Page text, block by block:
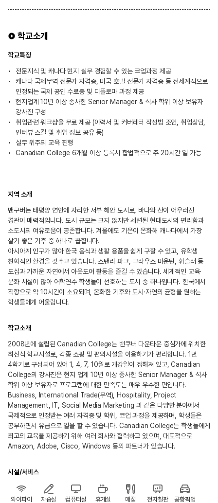
학교소개
학교특징
전문지식 및 캐나다 현지 실무 경험할 수 있는 코업과정 제공
캐나다 국제무역 전문가 자격증, 미국 호텔 전문가 자격증 등 전세계적으로
인정되는 국제 공인 수료증 및 디플로마 과정 제공
현지업계 10년 이상 종사한 Senior Manager & 석사 학위 이상 보유자
강사진 구성
취업관련 워크샵을 무료 제공 (이력서 및 커버레터 작성법 조언, 취업상담,
인터뷰 스킬 및 취업 정보 공유 등)
실무 위주의 교육 진행
Canadian College 6개월 이상 등록시 합법적으로 주 20시간 일 가능
지역 소개
밴쿠버는 태평양 연안에 자리한 서부 해안 도시로, 바다와 산이 어우러진
경관이 매력적입니다. 도시 규모는 크지 않지만 세련된 현대도시의 편리함과
소도시의 여유로움이 공존합니다. 겨울에도 기온이 온화해 캐나다에서 가장
살기 좋은 기후 중 하나로 꼽힙니다.
아시아계 인구가 많아 한국 음식과 생활 용품을 쉽게 구할 수 있고, 유학생
친화적인 환경을 갖추고 있습니다. 스탠리 파크, 그라우스 마운틴, 휘슬러 등
도심과 가까운 자연에서 아웃도어 활동을 즐길 수 있습니다. 세계적인 교육·
문화 시설이 많아 어학연수 학생들이 선호하는 도시 중 하나입니다. 한국에서
직항으로 약 10시간이 소요되며, 온화한 기후와 도시·자연의 균형을 원하는
학생들에게 어울립니다.
학교소개
2008년에 설립된 Canadian College는 밴쿠버 다운타운 중심가에 위치한
최신식 학교시설로, 각종 쇼핑 및 편의시설을 이용하기가 편리합니다. 1년
4학기로 구성되어 있어 1, 4, 7, 10월로 개강일이 정해져 있고, Canadian
College의 강사진은 현지 업계 10년 이상 종사한 Senior Manager & 석사
학위 이상 보유자로 프로그램에 대한 만족도는 매우 우수한 편입니다.
Business, International Trade(무역), Hospitality, Project
Management, IT, Social Media Marketing 과 같은 다양한 분야에서
국제적으로 인정받는 여러 자격증 및 학위, 코업 과정을 제공하며, 학생들은
공부하면서 유급으로 일을 할 수 있습니다. Canadian College는 학생들에게
최고의 교육을 제공하기 위해 여러 회사와 협력하고 있으며, 대표적으로
Amazon, Adobe, Cisco, Windows 등의 파트너가 있습니다.
시설/서비스
와이파이 자습실 컴퓨터실 휴게실 매점 전자칠판 공항픽업